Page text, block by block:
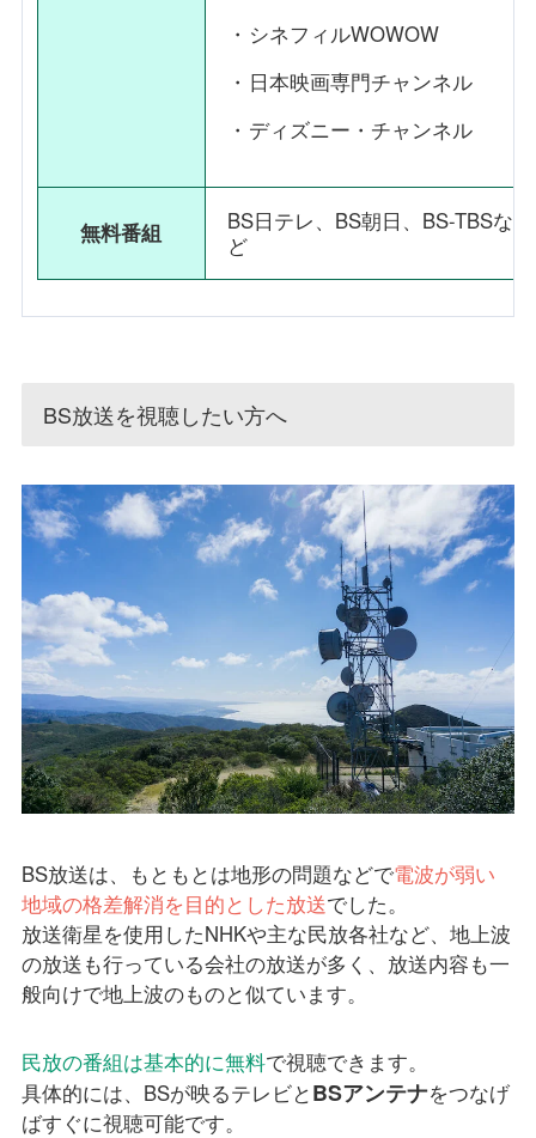
シネフィルWOWOW
日本映画専門チャンネル
ディズニー・チャンネル
無料番組
BS日テレ、BS朝日、BS-TBSな
ど
BS放送を視聴したい方へ
BS放送は、もともとは地形の問題などで電波が弱い
地域の格差解消を目的とした放送でした。
放送衛星を使用したNHKや主な民放各社など、地上波
の放送も行っている会社の放送が多く、放送内容も一
般向けで地上波のものと似ています。
民放の番組は基本的に無料で視聴できます。
具体的には、BSが映るテレビとBSアンテナをつなげ
ばすぐに視聴可能です。